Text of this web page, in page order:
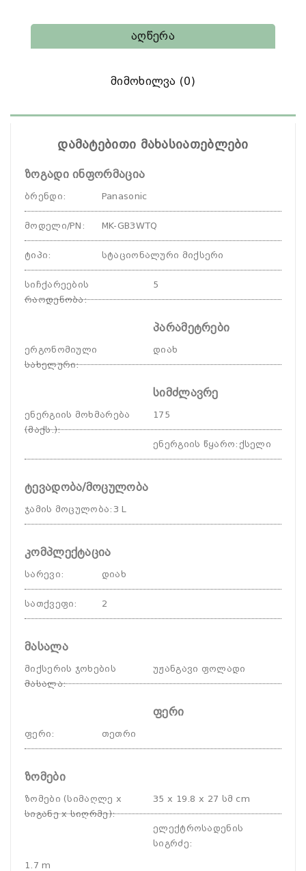
Აღწერა
Მიმოხილვა (0)
დამატებითი მახასიათებლები
ზოგადი ინფორმაცია
ბრენდი: Panasonic
მოდელი/PN : MK-GB3WTQ
ტიპი: სტაციონალური მიქსერი
სიჩქარეების
რაოდენობა:
5
პარამეტრები
ერგონომიული
სახელური:
დიახ
სიმძლავრე
ენერგიის მოხმარება
(მაქს.):
175
ენერგიის წყარო: ქსელი
ტევადობა/მოცულობა
ჯამის მოცულობა: 3 L
კომპლექტაცია
სარევი: დიახ
სათქვეფი: 2
მასალა
მიქსერის ჯოხების
მასალა:
უჟანგავი ფოლადი
ფერი
ფერი: თეთრი
ზომები
ზომები (სიმაღლე x
სიგანე x სიღრმე):
35 x 19.8 x 27 სმ cm
ელექტროსადენის
სიგრძე:
1.7 m